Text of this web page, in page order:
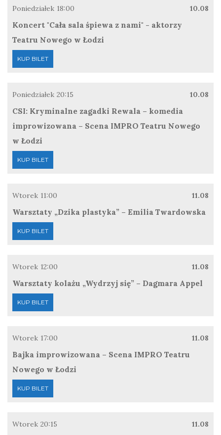
Koncert "Cała sala śpiewa z nami" - aktorzy
Teatru Nowego w Łodzi
Poniedziałek 18:00 10.08
KUP BILET
CSI: Kryminalne zagadki Rewala – komedia
improwizowana – Scena IMPRO Teatru Nowego
w Łodzi
Poniedziałek 20:15 10.08
KUP BILET
Warsztaty „Dzika plastyka” – Emilia Twardowska
Wtorek 11:00 11.08
KUP BILET
Warsztaty kolażu „Wydrzyj się” – Dagmara Appel
Wtorek 12:00 11.08
KUP BILET
Bajka improwizowana – Scena IMPRO Teatru
Nowego w Łodzi
Wtorek 17:00 11.08
KUP BILET
Wtorek 20:15 11.08